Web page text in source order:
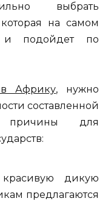
выбрать
на самом
и подойдет по
в Африку, нужно
составленной
причины для
дикую
предлагаются